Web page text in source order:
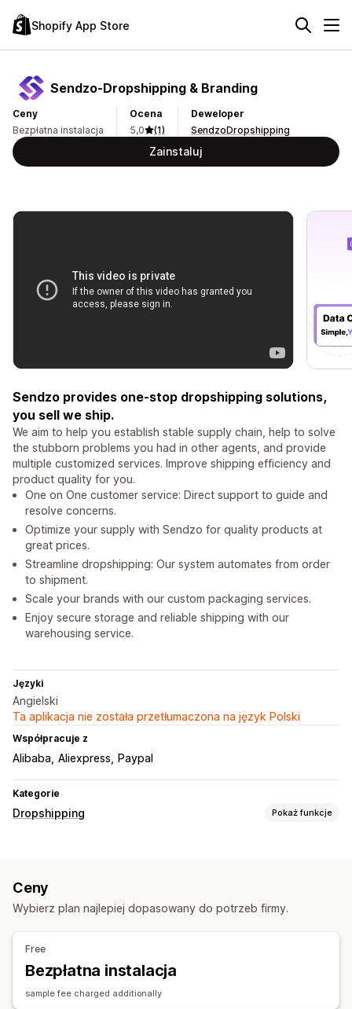
Shopify App Store
Sendzo‑Dropshipping & Branding
Ceny
Bezpłatna instalacja
Ocena
5,0
(1)
Deweloper
SendzoDropshipping
Zainstaluj
Sendzo provides one-stop dropshipping solutions,
you sell we ship.
We aim to help you establish stable supply chain, help to solve
the stubborn problems you had in other agents, and provide
multiple customized services. Improve shipping efficiency and
product quality for you.
One on One customer service: Direct support to guide and
resolve concerns.
Optimize your supply with Sendzo for quality products at
great prices.
Streamline dropshipping: Our system automates from order
to shipment.
Scale your brands with our custom packaging services.
Enjoy secure storage and reliable shipping with our
warehousing service.
Języki
Angielski
Ta aplikacja nie została przetłumaczona na język Polski
Współpracuje z
Alibaba Aliexpress Paypal
Kategorie
Dropshipping Pokaż funkcje
Zdrowie i uroda
Rozrywka i multimedia Zabawki i gry
Produkty dla zwierząt
Dojrzałe produkty
Miejsca pozyskiwania
Ceny
Wybierz plan najlepiej dopasowany do potrzeb firmy.
Free
Bezpłatna instalacja
sample fee charged additionally